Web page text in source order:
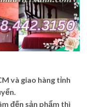
và giao hàng tỉnh
đến sản phẩm thì